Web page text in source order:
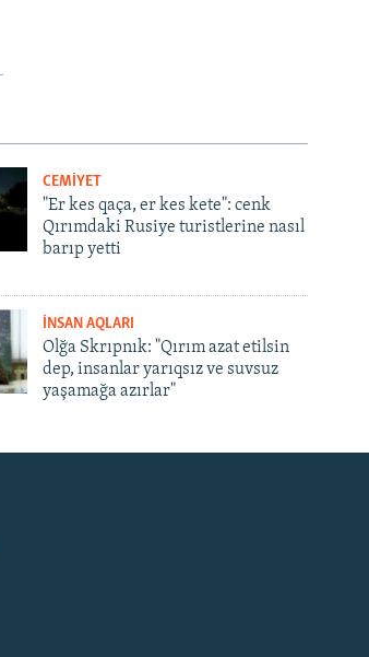
CEMİYET
"Er kes qaça, er kes kete": cenk
Qırımdaki Rusiye turistlerine nasıl
barıp yetti
İNSAN AQLARI
Olğa Skrıpnık: "Qırım azat etilsin
dep, insanlar yarıqsız ve suvsuz
yaşamağa azırlar"